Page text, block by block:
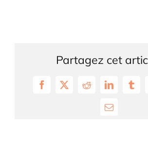
Partagez cet
Facebook
X RedditLinkedIn
Email